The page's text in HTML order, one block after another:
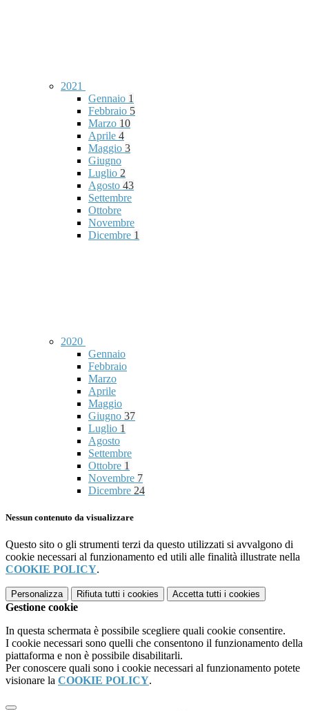
2021
Gennaio 1
Febbraio 5
Marzo 10
Aprile 4
Maggio 3
Giugno
Luglio 2
Agosto 43
Settembre
Ottobre
Novembre
Dicembre 1
2020
Gennaio
Febbraio
Marzo
Aprile
Maggio
Giugno 37
Luglio 1
Agosto
Settembre
Ottobre 1
Novembre 7
Dicembre 24
Nessun contenuto da visualizzare
Questo sito o gli strumenti terzi da questo utilizzati si avvalgono di
cookie necessari al funzionamento ed utili alle finalità illustrate nella
COOKIE POLICY.
Personalizza Rifiuta tutti i cookies Accetta tutti i cookies
Gestione cookie
In questa schermata è possibile scegliere quali cookie consentire.
I cookie necessari sono quelli che consentono il funzionamento della
piattaforma e non è possibile disabilitarli.
Per conoscere quali sono i cookie necessari al funzionamento potete
visionare la COOKIE POLICY.